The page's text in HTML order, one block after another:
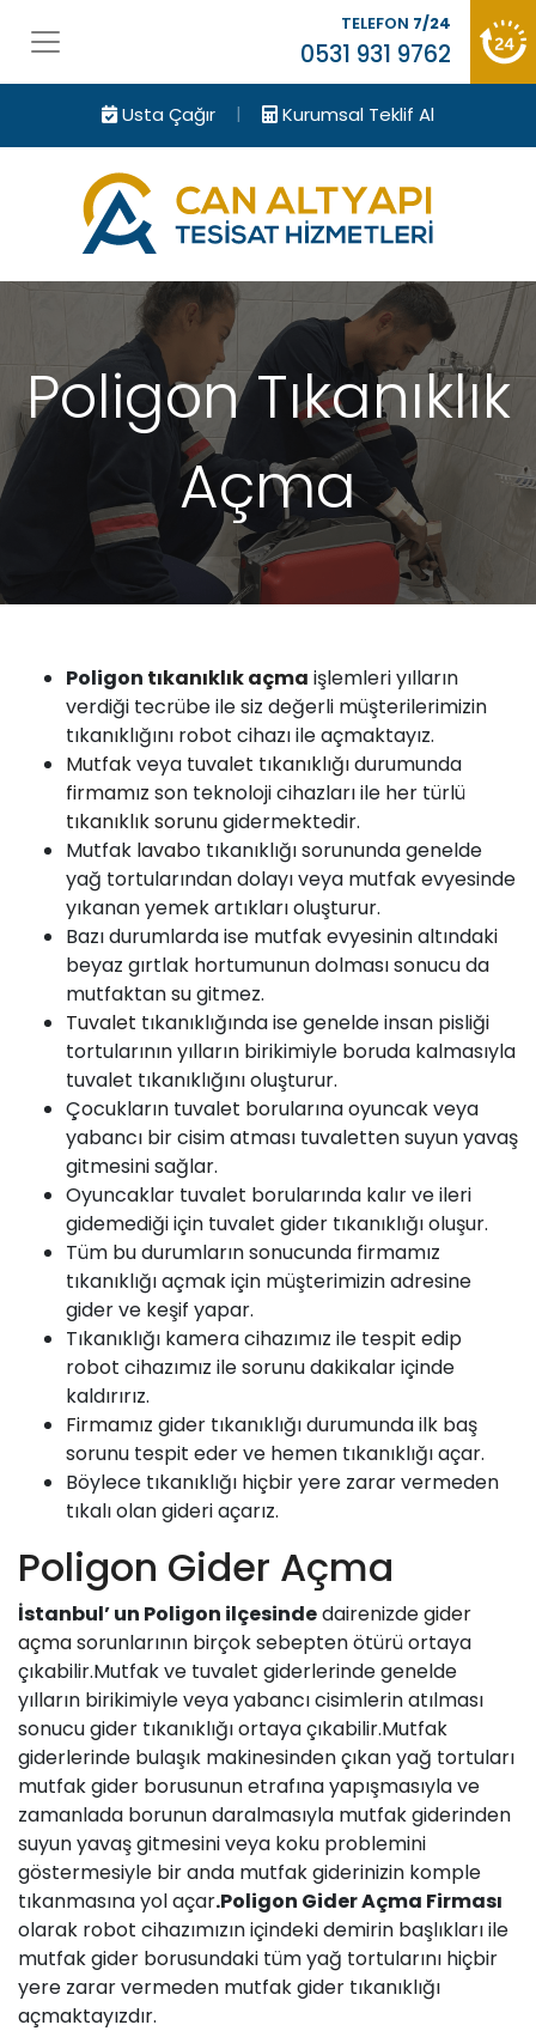
Usta Çağır | Kurumsal Teklif Al
TELEFON 7/24
0531 931 9762
Poligon Tıkanıklık
Açma
Poligon tıkanıklıkaçma işlemleri yılların
verdiği tecrübe ile siz değerli müşterilerimizin
tıkanıklığını robot cihazı ile açmaktayız.
Mutfakveya tuvalet tıkanıklığıdurumunda
firmamız son teknoloji cihazları ile her türlü
tıkanıklık sorunugidermektedir.
Mutfak lavabo tıkanıklığı sorununda genelde
yağ tortularından dolayı veya mutfak evyesinde
yıkanan yemek artıkları oluşturur.
Bazı durumlarda ise mutfak evyesinin altındaki
beyaz gırtlak hortumunun dolması sonucu da
mutfaktansugitmez.
Tuvalet tıkanıklığında ise genelde insan pisliği
tortularının yılların birikimiyle boruda kalmasıyla
tuvalet tıkanıklığını oluşturur.
Çocukların tuvalet borularına oyuncak veya
yabancı bir cisim atması tuvaletten suyun yavaş
gitmesini sağlar.
Oyuncaklar tuvalet borularında kalır ve ileri
gidemediği için tuvalet gider tıkanıklığı oluşur.
Tüm bu durumların sonucunda firmamız
tıkanıklığı açmak için müşterimizin adresine
gider ve keşif yapar.
Tıkanıklığı kamera cihazımız ile tespit edip
robot cihazımız ile sorunu dakikalar içinde
kaldırırız.
Firmamız gider tıkanıklığı durumunda ilk baş
sorunu tespit eder ve hemen tıkanıklığı açar.
Böylece tıkanıklığı hiçbir yere zarar vermeden
tıkalı olan gideri açarız.
Poligon Gider Açma
İstanbul’ un Poligon ilçesindedairenizdegider
açmasorunlarının birçok sebepten ötürü ortaya
çıkabilir.Mutfak ve tuvalet giderlerinde genelde
yılların birikimiyle veya yabancı cisimlerin atılması
sonucu gider tıkanıklığı ortaya çıkabilir.Mutfak
giderlerinde bulaşık makinesinden çıkan yağ tortuları
mutfak gider borusunun etrafına yapışmasıyla ve
zamanlada borunun daralmasıyla mutfak giderinden
suyun yavaş gitmesini veya koku problemini
göstermesiyle bir anda mutfak giderinizin komple
tıkanmasına yol açar.Poligon Gider Açma Firması
olarak robot cihazımızın içindeki demirin başlıkları ile
mutfak gider borusundaki tüm yağ tortularını hiçbir
yere zarar vermeden mutfak gider tıkanıklığı
açmaktayızdır.